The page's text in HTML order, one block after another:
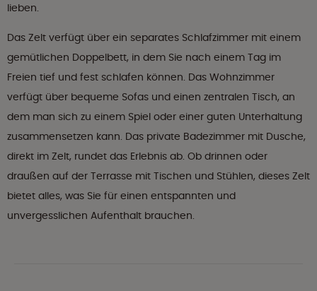
lieben.
Das Zelt verfügt über ein separates Schlafzimmer mit einem
gemütlichen Doppelbett, in dem Sie nach einem Tag im
Freien tief und fest schlafen können. Das Wohnzimmer
verfügt über bequeme Sofas und einen zentralen Tisch, an
dem man sich zu einem Spiel oder einer guten Unterhaltung
zusammensetzen kann. Das private Badezimmer mit Dusche,
direkt im Zelt, rundet das Erlebnis ab. Ob drinnen oder
draußen auf der Terrasse mit Tischen und Stühlen, dieses Zelt
bietet alles, was Sie für einen entspannten und
unvergesslichen Aufenthalt brauchen.